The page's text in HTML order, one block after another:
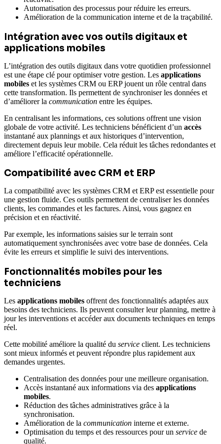
Automatisation des processus pour réduire les erreurs.
Amélioration de la communication interne et de la traçabilité.
Intégration avec vos outils digitaux et
applications mobiles
L’intégration des outils digitaux dans votre quotidien professionnel
est une étape clé pour optimiser votre gestion. Les applications
mobiles et les systèmes CRM ou ERP jouent un rôle central dans
cette transformation. Ils permettent de synchroniser les données et
d’améliorer la communication entre les équipes.
En centralisant les informations, ces solutions offrent une vision
globale de votre activité. Les techniciens bénéficient d’un accès
instantané aux plannings et aux historiques d’intervention,
directement depuis leur mobile. Cela réduit les tâches redondantes et
améliore l’efficacité opérationnelle.
Compatibilité avec CRM et ERP
La compatibilité avec les systèmes CRM et ERP est essentielle pour
une gestion fluide. Ces outils permettent de centraliser les données
clients, les commandes et les factures. Ainsi, vous gagnez en
précision et en réactivité.
Par exemple, les informations saisies sur le terrain sont
automatiquement synchronisées avec votre base de données. Cela
évite les erreurs et simplifie le suivi des interventions.
Fonctionnalités mobiles pour les
techniciens
Les applications mobiles offrent des fonctionnalités adaptées aux
besoins des techniciens. Ils peuvent consulter leur planning, mettre à
jour les interventions et accéder aux documents techniques en temps
réel.
Cette mobilité améliore la qualité du service client. Les techniciens
sont mieux informés et peuvent répondre plus rapidement aux
demandes urgentes.
Centralisation des données pour une meilleure organisation.
Accès instantané aux informations via des applications
mobiles.
Réduction des tâches administratives grâce à la
synchronisation.
Amélioration de la communication interne et externe.
Optimisation du temps et des ressources pour un service de
qualité.